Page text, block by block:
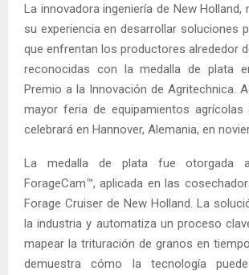
La innovadora ingeniería de New Holland,
su experiencia en desarrollar soluciones
que enfrentan los productores alrededor
reconocidas con la medalla de plata
Premio a la Innovación de Agritechnica.
mayor feria de equipamientos
celebrará en Hannover, Alemania, en
La medalla de plata fue otorgada
ForageCam™, aplicada en las
Forage Cruiser de New Holland. La
la industria y automatiza un proceso
mapear la trituración de granos en
demuestra cómo la tecnología